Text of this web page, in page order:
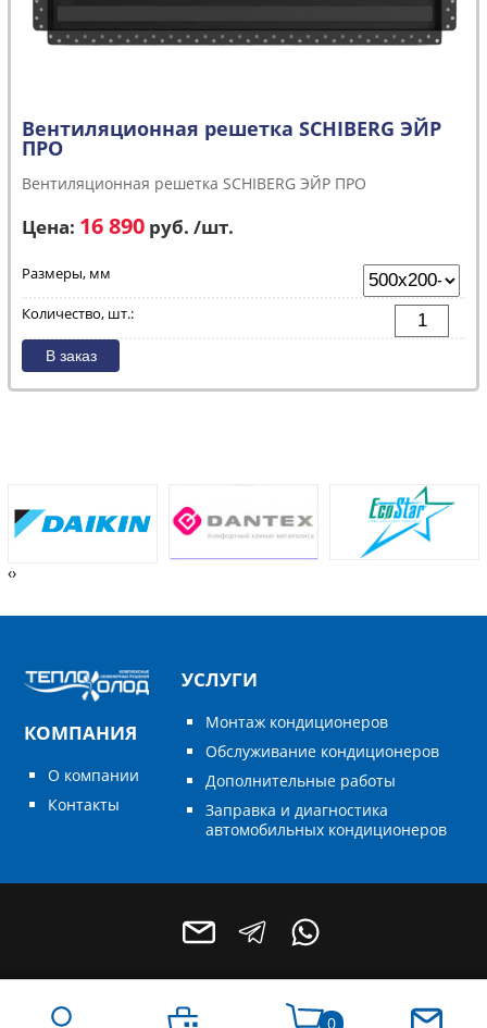
Вентиляционная решетка SCHIBERG ЭЙР
ПРО
Вентиляционная решетка SCHIBERG ЭЙР ПРО
Цена: 16 890 руб. /шт.
Размеры, мм
Количество, шт.:
‹›
КОМПАНИЯ
О компании
Контакты
УСЛУГИ
Монтаж кондиционеров
Обслуживание кондиционеров
Дополнительные работы
Заправка и диагностика
автомобильных кондиционеров
0